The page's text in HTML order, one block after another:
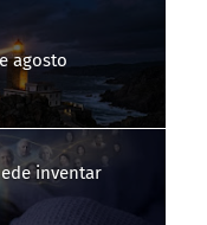
agosto
inventar